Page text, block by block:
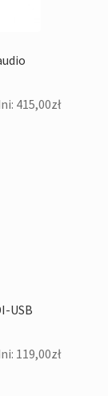
415,00zł
USB
119,00zł